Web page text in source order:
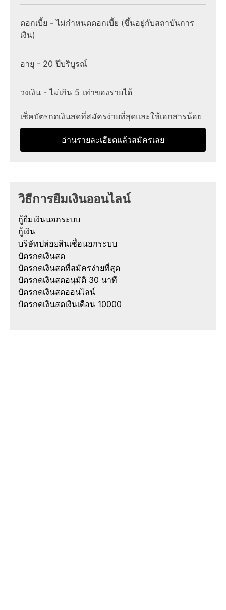
ดอกเบี้ย - ไม่กำหนดดอกเบี้ย (ขึ้นอยู่กับสถาบันการ
เงิน)
อายุ - 20 ปีบริบูรณ์
วงเงิน - ไม่เกิน 5 เท่าของรายได้
เช็คบัตรกดเงินสดที่สมัครง่ายที่สุดและใช้เอกสารน้อย
อ่านรายละเอียดแล้วสมัครเลย
วิธีการยืมเงินออนไลน์
กู้ยืมเงินนอกระบบ
กู้เงิน
บริษัทปล่อยสินเชื่อนอกระบบ
บัตรกดเงินสด
บัตรกดเงินสดที่สมัครง่ายที่สุด
บัตรกดเงินสดอนุมัติ 30 นาที
บัตรกดเงินสดออนไลน์
บัตรกดเงินสดเงินเดือน 10000